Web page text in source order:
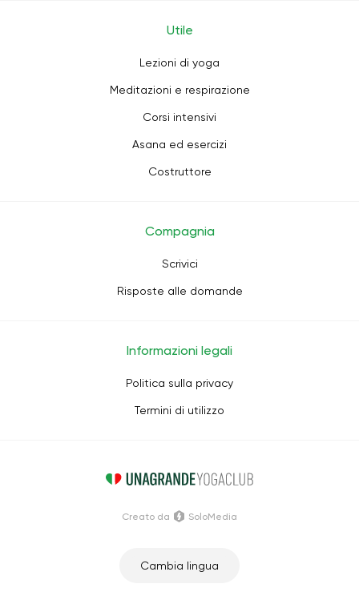
Utile
Lezioni di yoga
Meditazioni e respirazione
Corsi intensivi
Asana ed esercizi
Costruttore
Compagnia
Scrivici
Risposte alle domande
Informazioni legali
Politica sulla privacy
Termini di utilizzo
Cambia lingua
Creato da SoloMedia